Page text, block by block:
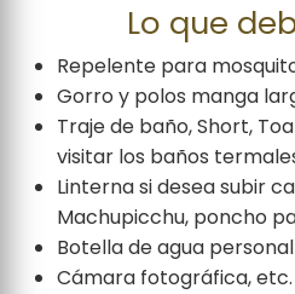
Lo que
Repelente para
Gorro y polos manga
Traje de baño, Short,
visitar los baños
Linterna si desea subir
Machupicchu, poncho
Botella de agua
Cámara fotográfica, etc.